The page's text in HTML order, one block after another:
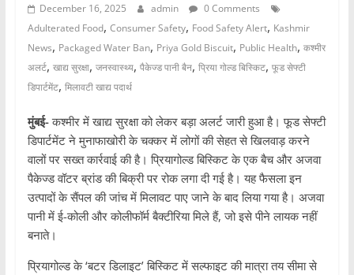
December 16, 2025 admin
0 Comments
Adulterated Food, Consumer Safety, Food Safety Alert, Kashmir
News, Packaged Water Ban, Priya Gold Biscuit, Public Health, कश्मीर
अलर्ट, खाद्य सुरक्षा, जनस्वास्थ्य, पैकेज्ड पानी बैन, प्रिया गोल्ड बिस्किट, फूड सेफ्टी
डिपार्टमेंट, मिलावटी खाद्य पदार्थ
मुंबई-कश्मीर में खाद्य सुरक्षा को लेकर बड़ा अलर्ट जारी हुआ है। फूड सेफ्टी
डिपार्टमेंट ने मुनाफाखोरी के चक्कर में लोगों की सेहत से खिलवाड़ करने
वालों पर सख्त कार्रवाई की है। प्रियागोल्ड बिस्किट के एक बैच और अजवा
पैकेज्ड वॉटर ब्रांड की बिक्री पर रोक लगा दी गई है। यह फैसला इन
उत्पादों के सैंपल की जांच में मिलावट पाए जाने के बाद लिया गया है। अजवा
पानी में ई-कोली और कोलीफॉर्म बैक्टीरिया मिले हैं, जो इसे पीने लायक नहीं
बनाते।
प्रियागोल्ड के ‘बटर डिलाइट’ बिस्किट में सल्फाइट की मात्रा तय सीमा से